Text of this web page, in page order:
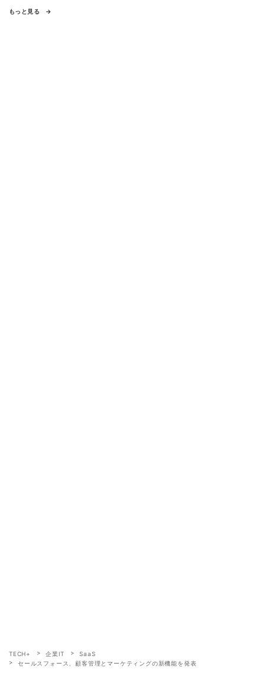
もっと見る
TECH+ 企業IT
SaaS
セールスフォース、顧客管理とマーケティングの新機能を発表